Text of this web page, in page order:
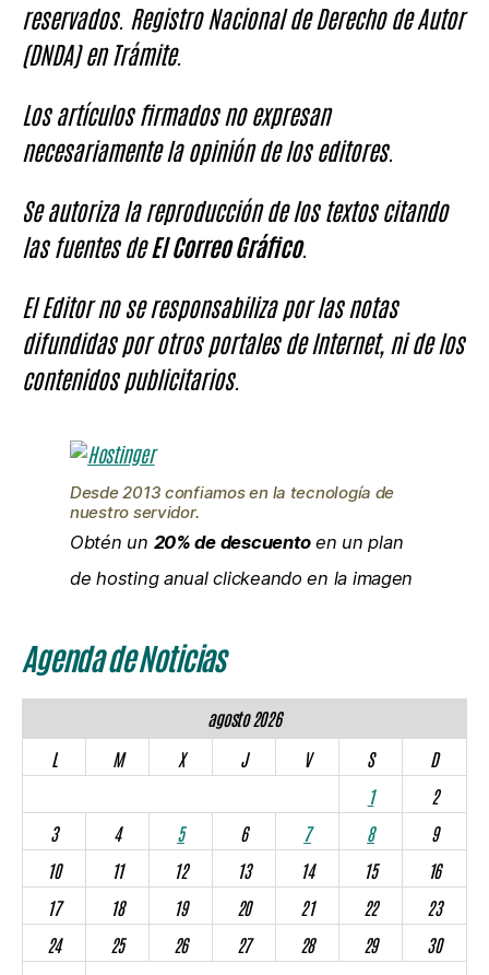
reservados. Registro Nacional de Derecho de Autor
(DNDA) en Trámite.
Los artículos firmados no expresan
necesariamente la opinión de los editores.
Se autoriza la reproducción de los textos citando
las fuentes deEl Correo Gráfico.
El Editor no se responsabiliza por las notas
difundidas por otros portales de Internet, ni de los
contenidos publicitarios.
Desde 2013 confiamos en la tecnología de
nuestro servidor.
Obtén un 20% de descuentoen un plan
de hosting anual clickeando en la imagen
Agenda de Noticias
agosto 2026
L
M X J V S
D
1
2
3
4 5 6 7 8
9
10
11 12 13 14 15
16
17
18 19 20 21 22
23
24
25 26 27 28 29
30